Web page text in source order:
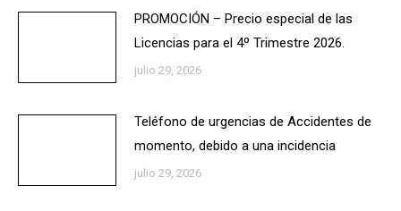
PROMOCIÓN – Precio especial de las
Licencias para el 4º Trimestre 2026.
julio 29, 2026
Teléfono de urgencias de Accidentes de
momento, debido a una incidencia
julio 29, 2026